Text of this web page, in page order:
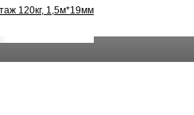
120кг, 1,5м*19мм